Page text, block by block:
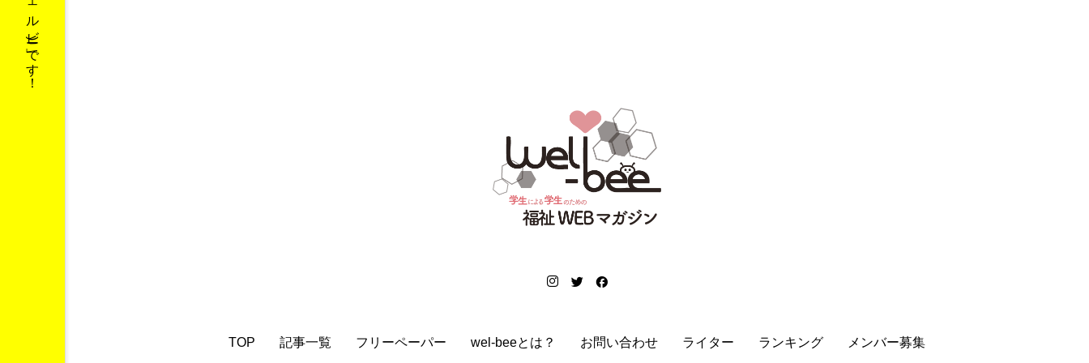
TOP 記事一覧 フリーペーパー wel-beeとは？ お問い合わせ ライター ランキング メンバー募集